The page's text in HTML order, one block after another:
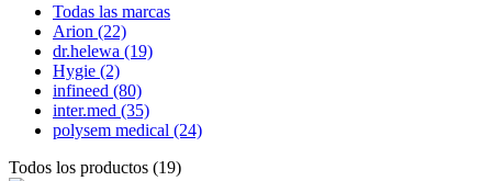
Todas las marcas
Arion (22)
dr.helewa (19)
Hygie (2)
infineed (80)
inter.med (35)
polysem medical (24)
Todos los productos (19)